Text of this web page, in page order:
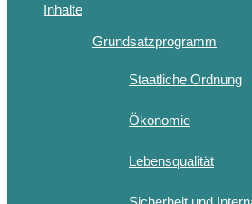
Inhalte
Grundsatzprogramm
Staatliche Ordnung
Ökonomie
Lebensqualität